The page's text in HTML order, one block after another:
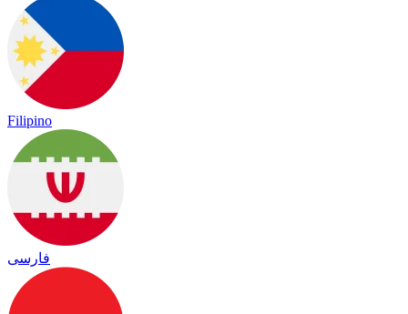
Filipino
فارسی